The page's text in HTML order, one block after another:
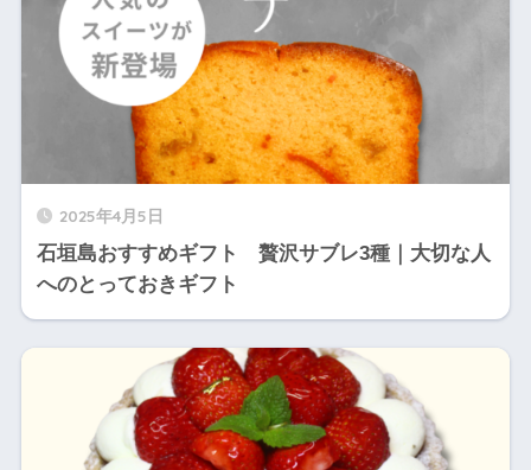
2025年4月5日
石垣島おすすめギフト 贅沢サブレ3種｜大切な人
へのとっておきギフト